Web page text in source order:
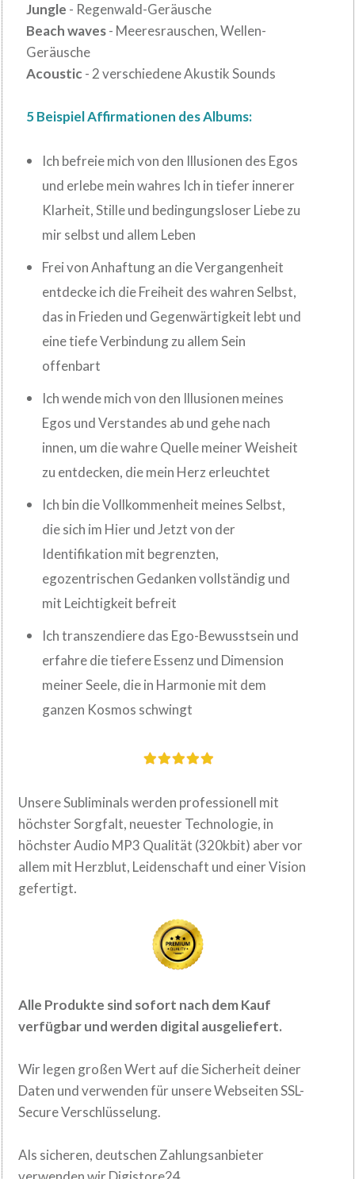
Jungle - Regenwald-Geräusche
Beach waves- Meeresrauschen, Wellen-
Geräusche
Acoustic - 2 verschiedene Akustik Sounds
5 Beispiel Affirmationen des Albums:
Ich befreie mich von den Illusionen des Egos
und erlebe mein wahres Ich in tiefer innerer
Klarheit, Stille und bedingungsloser Liebe zu
mir selbst und allem Leben
Frei von Anhaftung an die Vergangenheit
entdecke ich die Freiheit des wahren Selbst,
das in Frieden und Gegenwärtigkeit lebt und
eine tiefe Verbindung zu allem Sein
offenbart
Ich wende mich von den Illusionen meines
Egos und Verstandes ab und gehe nach
innen, um die wahre Quelle meiner Weisheit
zu entdecken, die mein Herz erleuchtet
Ich bin die Vollkommenheit meines Selbst,
die sich im Hier und Jetzt von der
Identifikation mit begrenzten,
egozentrischen Gedanken vollständig und
mit Leichtigkeit befreit
Ich transzendiere das Ego-Bewusstsein und
erfahre die tiefere Essenz und Dimension
meiner Seele, die in Harmonie mit dem
ganzen Kosmos schwingt
Unsere Subliminals werden professionell mit
höchster Sorgfalt, neuesterTechnologie, in
höchster Audio MP3 Qualität (320kbit) aber vor
allem mit Herzblut, Leidenschaft und einer Vision
gefertigt.
Alle Produkte sind sofort nach demKauf
verfügbar und werden digitalausgeliefert.
Wir legen großen Wert auf die Sicherheit deiner
Daten und verwenden fürunsere Webseiten SSL-
Secure Verschlüsselung.
Als sicheren, deutschen Zahlungsanbieter